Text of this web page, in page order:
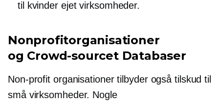
til kvinder ejetvirksomheder.
Nonprofitorganisationer
og Crowd-sourcetDatabaser
Non-profit organisationer tilbyder også tilskud til
små virksomheder. Nogle